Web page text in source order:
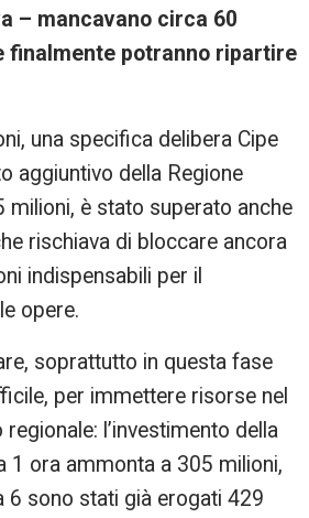
– mancavano circa 60
finalmente potranno ripartire
una specifica delibera Cipe
aggiuntivo della Regione
milioni, è stato superato anche
rischiava di bloccare ancora
indispensabili per il
opere.
soprattutto in questa fase
per immettere risorse nel
l’investimento della
1 ora ammonta a 305 milioni,
6 sono stati già erogati 429